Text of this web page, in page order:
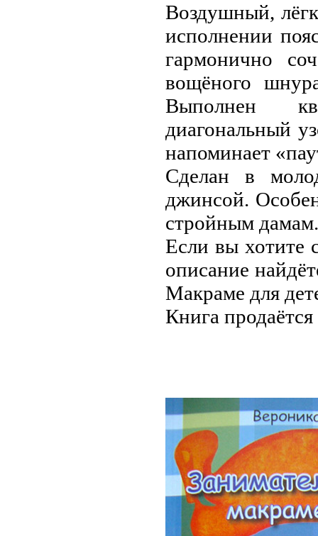
Воздушный,
исполнении
гармонично
вощёного
Выполнен
диагональный
напоминает
Сделан в
джинсой.
стройным дамам.
Если вы хотите
описание
Макраме для
Книга